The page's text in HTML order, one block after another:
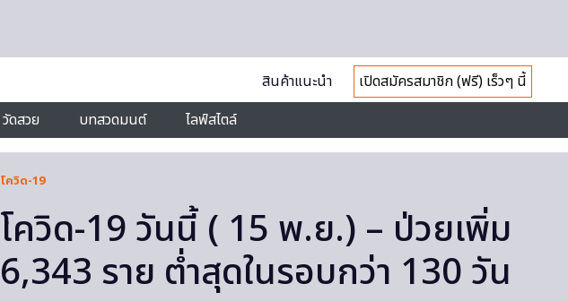
สินค้าแนะนำ
เปิดสมัครสมาชิก (ฟรี) เร็วๆ นี้
วัดสวย บทสวดมนต์ ไลฟ์สไตล์
โควิด-19
โควิด-19 วันนี้ ( 15 พ.ย.) – ป่วยเพิ่ม
6,343 ราย ต่ำสุดในรอบกว่า 130 วัน